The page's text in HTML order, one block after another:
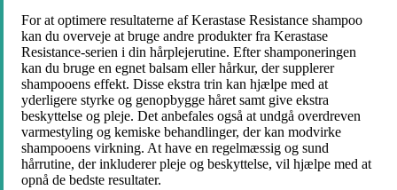
For at optimere resultaterne af Kerastase Resistance shampoo
kan du overveje at bruge andre produkter fra Kerastase
Resistance-serien i din hårplejerutine. Efter shamponeringen
kan du bruge en egnet balsam eller hårkur, der supplerer
shampooens effekt. Disse ekstra trin kan hjælpe med at
yderligere styrke og genopbygge håret samt give ekstra
beskyttelse og pleje. Det anbefales også at undgå overdreven
varmestyling og kemiske behandlinger, der kan modvirke
shampooens virkning. At have en regelmæssig og sund
hårrutine, der inkluderer pleje og beskyttelse, vil hjælpe med at
opnå de bedste resultater.